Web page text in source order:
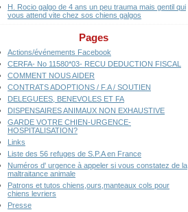
H. Rocio galgo de 4 ans un peu trauma mais gentil qui
vous attend vite chez sos chiens galgos
Pages
Actions/événements Facebook
CERFA- No 11580*03- RECU DEDUCTION FISCAL
COMMENT NOUS AIDER
CONTRATS ADOPTIONS / F.A / SOUTIEN
DELEGUEES, BENEVOLES ET FA
DISPENSAIRES ANIMAUX NON EXHAUSTIVE
GARDE VOTRE CHIEN-URGENCE-
HOSPITALISATION?
Links
Liste des 56 refuges de S.P.A en France
Numéros d' urgence à appeler si vous constatez de la
maltraitance animale
Patrons et tutos chiens,ours,manteaux cols pour
chiens levriers
Presse